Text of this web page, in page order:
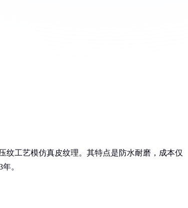
纹工艺模仿真皮纹理。其特点是防水耐磨，成本仅
。